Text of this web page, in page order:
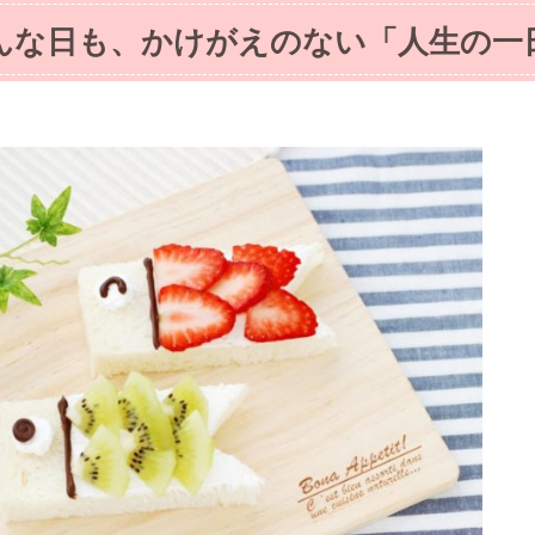
な日も、かけがえのない「人生の一